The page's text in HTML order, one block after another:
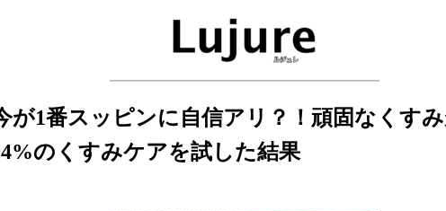
が1番スッピンに自信アリ？！頑固なくす
のくすみケアを試した結果